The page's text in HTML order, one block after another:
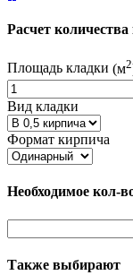
Расчет
Площадь кладки (м2
Вид кладки
Формат кирпича
Необходимое кол-
Также выбирают